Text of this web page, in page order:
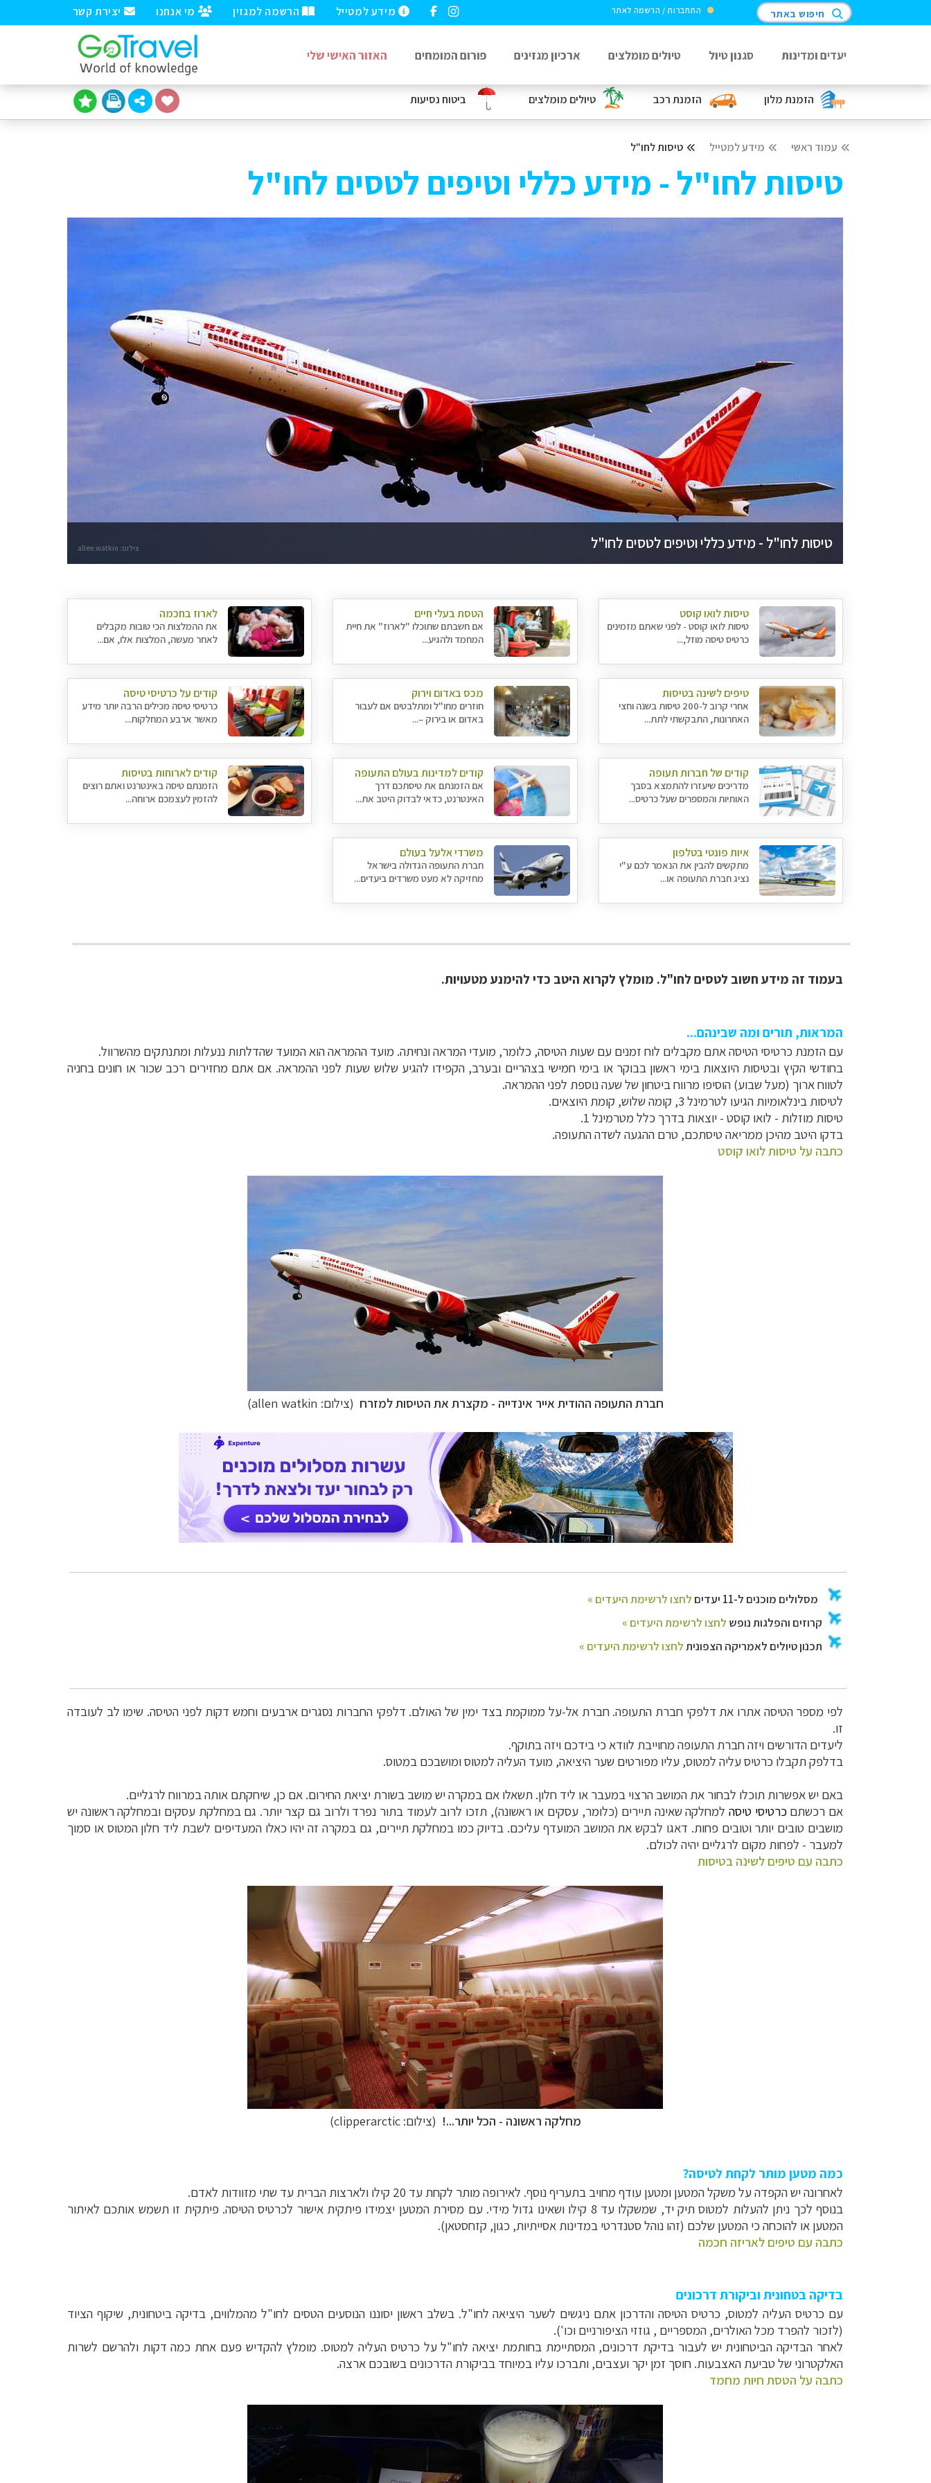
הזמנת מלון הזמנת רכב טיולים מומלצים ביטוח נסיעות
יצירת קשר מי אנחנו הרשמה למגזין מידע למטייל התחברות / הרשמה לאתר חיפוש באתר
יעדים ומדינות סגנון טיול טיולים מומלצים ארכיון מגזינים פורום המומחים האזור האישי שלי
עמוד ראשי מידע למטייל טיסות לחו"ל
טיסות לחו"ל - מידע כללי וטיפים לטסים לחו"ל
טיסות לחו"ל - מידע כללי וטיפים לטסים לחו"ל צילום: allen watkin
טיסות לואו קוסט
טיסות לואו קוסט - לפני שאתם מזמינים
כרטיס טיסה מוזל,...
הטסת בעלי חיים
אם חשבתם שתוכלו "לארוז" את חיית
המחמד ולהגיע...
לארוז בחכמה
את ההמלצות הכי טובות מקבלים
לאחר מעשה, המלצות אלו, אם...
טיפים לשינה בטיסות
אחרי קרוב ל-200 טיסות בשנה וחצי
האחרונות, התבקשתי לתת...
מכס באדום וירוק
חוזרים מחו"ל ומתלבטים אם לעבור
באדום או בירוק –...
קודים על כרטיסי טיסה
כרטיסי טיסה מכילים הרבה יותר מידע
מאשר ארבע המחלקות...
קודים של חברות תעופה
מדריכים שיעזרו להתמצא בסבך
האותיות והמספרים שעל כרטיס...
קודים למדינות בעולם התעופה
אם הזמנתם את טיסתכם דרך
האינטרנט, כדאי לבדוק היטב את...
קודים לארוחות בטיסות
הזמנתם טיסה באינטרנט ואתם רוצים
להזמין לעצמכם ארוחה...
איות פונטי בטלפון
מתקשים להבין את הנאמר לכם ע"י
נציג חברת התעופה או...
משרדי אלעל בעולם
חברת התעופה הגדולה בישראל
מחזיקה לא מעט משרדים ביעדים...
בעמוד זה מידע חשוב לטסים לחו"ל. מומלץ לקרוא היטב כדי להימנע מטעויות.
המראות, תורים ומה שבינהם...
עם הזמנת כרטיסי הטיסה אתם מקבלים לוח זמנים עם שעות הטיסה, כלומר, מועדי המראה ונחיתה. מועד ההמראה הוא המועד שהדלתות ננעלות ומתנתקים מהשרוול.
בחודשי הקיץ ובטיסות היוצאות בימי ראשון בבוקר או בימי חמישי בצהריים ובערב, הקפידו להגיע שלוש שעות לפני ההמראה. אם אתם מחזירים רכב שכור או חונים בחניה
לטווח ארוך (מעל שבוע) הוסיפו מרווח ביטחון של שעה נוספת לפני ההמראה.
לטיסות בינלאומיות הגיעו לטרמינל 3, קומה שלוש, קומת היוצאים.
טיסות מוזלות - לואו קוסט - יוצאות בדרך כלל מטרמינל 1.
בדקו היטב מהיכן ממריאה טיסתכם, טרם ההגעה לשדה התעופה.
כתבה על טיסות לואו קוסט
חברת התעופה ההודית אייר אינדייה - מקצרת את הטיסות למזרח (צילום: allen watkin)
לחצו לרשימת היעדים »
קרוזים והפלגות נופשלחצו לרשימת היעדים »
לפי מספר הטיסה אתרו את דלפקי חברת התעופה. חברת אל-על ממוקמת בצד ימין של האולם. דלפקי החברות נסגרים ארבעים וחמש דקות לפני הטיסה. שימו לב לעובדה
זו.
ליעדים הדורשים ויזה חברת התעופה מחוייבת לוודא כי בידכם ויזה בתוקף.
בדלפק תקבלו כרטיס עליה למטוס, עליו מפורטים שער היציאה, מועד העליה למטוס ומושבכם במטוס.
באם יש אפשרות תוכלו לבחור את המושב הרצוי במעבר או ליד חלון. תשאלו אם במקרה יש מושב בשורת יציאת החירום. אם כן, שיחקתם אותה במרווח לרגליים.
אם רכשתםכרטיסי טיסהלמחלקה שאינה תיירים (כלומר, עסקים או ראשונה), תזכו לרוב לעמוד בתור נפרד ולרוב גם קצר יותר. גם במחלקת עסקים ובמחלקה ראשונה יש
מושבים טובים יותר וטובים פחות. דאגו לבקש את המושב המועדף עליכם. בדיוק כמו במחלקת תיירים, גם במקרה זה יהיו כאלו המעדיפים לשבת ליד חלון המטוס או סמוך
למעבר - לפחות מקום לרגליים יהיה לכולם.
כתבה עם טיפים לשינה בטיסות
מחלקה ראשונה - הכל יותר...! (צילום: clipperarctic)
כמה מטען מותר לקחת לטיסה?
לאחרונה יש הקפדה על משקל המטען ומטען עודף מחויב בתעריף נוסף. לאירופה מותר לקחת עד 20 קילו ולארצות הברית עד שתי מזוודות לאדם.
בנוסף לכך ניתן להעלות למטוס תיק יד, שמשקלו עד 8 קילו ושאינו גדול מידי. עם מסירת המטען יצמידו פיתקית אישור לכרטיס הטיסה. פיתקית זו תשמש אותכם לאיתור
המטען או להוכחה כי המטען שלכם (זהו נוהל סטנדרטי במדינות אסייתיות, כגון, קזחסטאן).
כתבה עם טיפים לאריזה חכמה
בדיקה בטחונית וביקורת דרכונים
עם כרטיס העליה למטוס, כרטיס הטיסה והדרכון אתם ניגשים לשער היציאה לחו"ל. בשלב ראשון יסוננו הנוסעים הטסים לחו"ל מהמלווים, בדיקה ביטחונית, שיקוף הציוד
(לזכור להפרד מכל האולרים, המספריים , גוזזי הציפורניים וכו').
לאחר הבדיקה הביטחונית יש לעבור בדיקת דרכונים, המסתיימת בחותמת יציאה לחו"ל על כרטיס העליה למטוס. מומלץ להקדיש פעם אחת כמה דקות ולהרשם לשרות
האלקטרוני של טביעת האצבעות. חוסך זמן יקר ועצבים, ותברכו עליו במיוחד בביקורת הדרכונים בשובכם ארצה.
כתבה על הטסת חיות מחמד